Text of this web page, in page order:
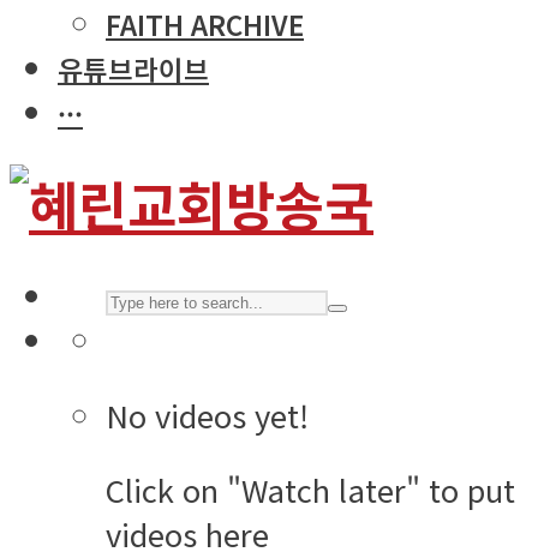
FAITH ARCHIVE
유튜브라이브
···
No videos yet!
Click on "Watch later" to put
videos here